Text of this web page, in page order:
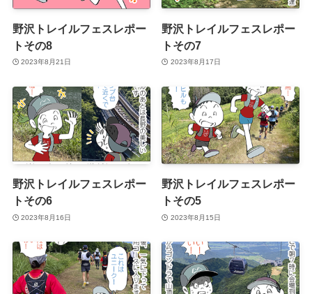
野沢トレイルフェスレポー
トその8
2023年8月21日
野沢トレイルフェスレポー
トその7
2023年8月17日
野沢トレイルフェスレポー
トその6
2023年8月16日
野沢トレイルフェスレポー
トその5
2023年8月15日